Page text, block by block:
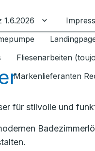
umschalten
1.6.2026 Untermenü
Fliesenarbeiten
Markenlieferanten
für stilvolle und